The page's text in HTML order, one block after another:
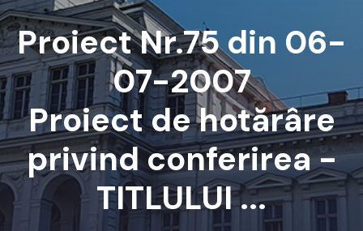
Proiect Nr.75 din 06-
07-2007
Proiect de hotărâre
privind conferirea -
TITLULUI ...